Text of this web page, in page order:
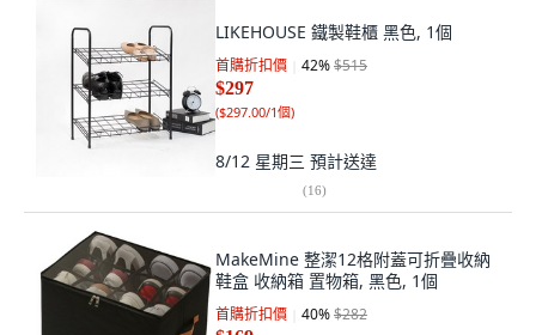
LIKEHOUSE 鐵製鞋櫃 黑色, 1個
首購折扣價 42%$515
$297
($297.00/1個)
8/12 星期三 預計送達
(16)
MakeMine 整潔12格附蓋可折疊收納
鞋盒 收納箱 置物箱, 黑色, 1個
首購折扣價 40%$282